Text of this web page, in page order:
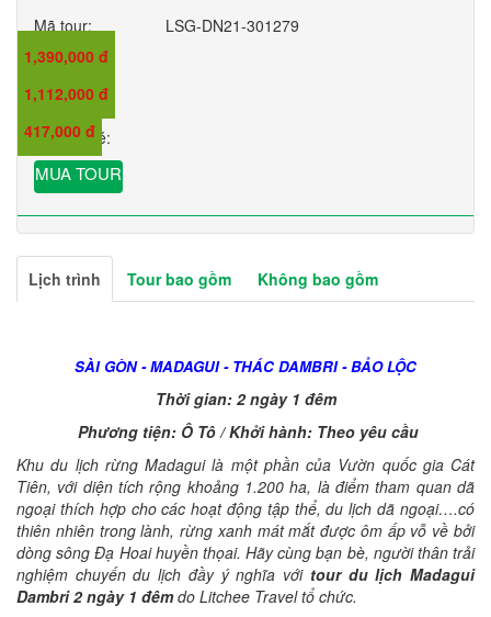
Mã tour:
LSG-DN21-301279
Giá:
1,390,000 đ
Giá trẻ em:
1,112,000 đ
Giá em bé:
417,000 đ
MUA TOUR
Lịch trình Tour bao gồm Không bao gồm
SÀI GÒN - MADAGUI - THÁC DAMBRI - BẢO LỘC
Thời gian: 2 ngày 1 đêm
Phương tiện: Ô Tô / Khởi hành: Theo yêu cầu
Khu du lịch rừng Madaguilà một phần của Vườn quốc gia Cát
Tiên, với diện tích rộng khoảng 1.200 ha, là điểm tham quan dã
ngoại thích hợp cho các hoạt động tập thể, du lịch dã ngoại….có
thiên nhiên trong lành, rừng xanh mát mắt được ôm ấp vỗ về bởi
dòng sông Đạ Hoai huyền thọai. Hãy cùng bạn bè, người thân trải
nghiệm chuyến du lịch đầy ý nghĩa với tour du lịch Madagui
Dambri 2 ngày 1 đêmdo Litchee Travel tổ chức.